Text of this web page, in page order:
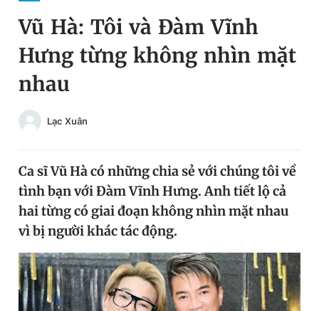
Chuyên mục
Chuyên mục khác
Chào ngày mới
Video Magazine
Sản phẩm khác
Tiện ích Bạn cần biết
Đổi mật khẩu
Tin đã lưu
Vũ Hà: Tôi và Đàm Vĩnh
Hưng từng không nhìn mặt
nhau
Lạc Xuân
Ca sĩ Vũ Hà có những chia sẻ với chúng tôi về
tình bạn với Đàm Vĩnh Hưng. Anh tiết lộ cả
hai từng có giai đoạn không nhìn mặt nhau
vì bị người khác tác động.